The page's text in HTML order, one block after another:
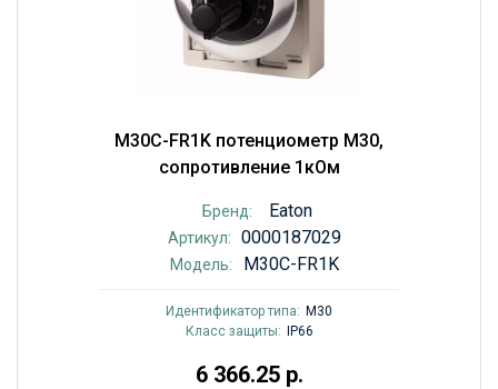
M30C-FR1K потенциометр M30,
сопротивление 1кОм
Бренд: Eaton
Артикул: 0000187029
Модель: M30C-FR1K
Идентификатор типа: M30
Класс защиты:
IP66
6 366.25 р.